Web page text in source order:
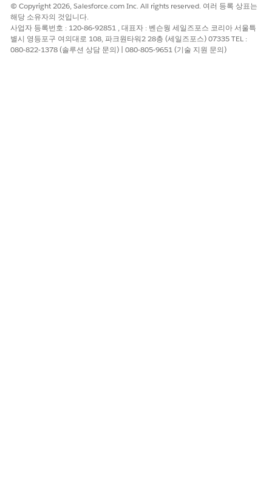
© Copyright 2026, Salesforce.com Inc. All rights reserved. 여러 등록 상표는
해당 소유자의 것입니다.
사업자 등록번호 : 120-86-92851 , 대표자 : 벤슨웡 세일즈포스 코리아 서울특
별시 영등포구 여의대로 108, 파크원타워2 28층 (세일즈포스) 07335 TEL :
080-822-1378 (솔루션 상담 문의) | 080-805-9651 (기술 지원 문의)